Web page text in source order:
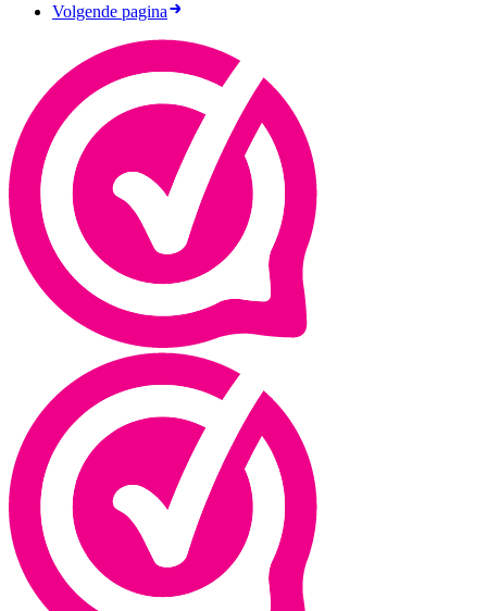
Volgende pagina